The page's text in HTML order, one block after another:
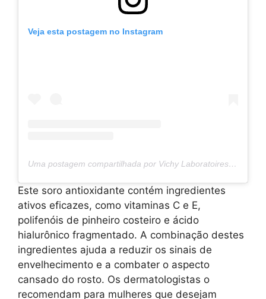
Veja esta postagem no Instagram
Uma postagem compartilhada por Vichy Laboratoires (@vichylaboratoires)
Este soro antioxidante contém ingredientes
ativos eficazes, como vitaminas C e E,
polifenóis de pinheiro costeiro e ácido
hialurônico fragmentado. A combinação destes
ingredientes ajuda a reduzir os sinais de
envelhecimento e a combater o aspecto
cansado do rosto. Os dermatologistas o
recomendam para mulheres que desejam